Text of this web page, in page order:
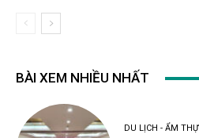
BÀI XEM NHIỀU NHẤT
DU LỊCH - ẨM